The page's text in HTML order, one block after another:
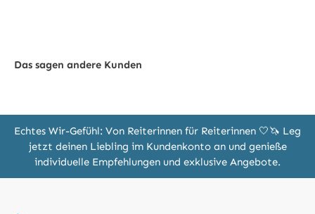
Das sagen andere Kunden
Echtes Wir-Gefühl: Von Reiterinnen für Reiterinnen 🤍🦄 Leg
jetzt deinen Liebling im Kundenkonto an und genieße
individuelle Empfehlungen und exklusive Angebote.